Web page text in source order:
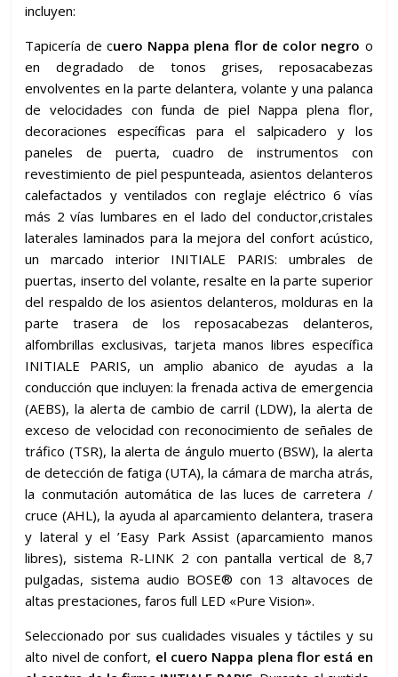
incluyen:
Tapicería de cuero Nappa plena flor de color negro o
en degradado de tonos grises, reposacabezas
envolventes en la parte delantera, volante y una palanca
de velocidades con funda de piel Nappa plena flor,
decoraciones específicas para el salpicadero y los
paneles de puerta, cuadro de instrumentos con
revestimiento de piel pespunteada, asientos delanteros
calefactados y ventilados con reglaje eléctrico 6 vías
más 2 vías lumbares en el lado del conductor,cristales
laterales laminados para la mejora del confort acústico,
un marcado interior INITIALE PARIS: umbrales de
puertas, inserto del volante, resalte en la parte superior
del respaldo de los asientos delanteros, molduras en la
parte trasera de los reposacabezas delanteros,
alfombrillas exclusivas, tarjeta manos libres específica
INITIALE PARIS, un amplio abanico de ayudas a la
conducción que incluyen: la frenada activa de emergencia
(AEBS), la alerta de cambio de carril (LDW), la alerta de
exceso de velocidad con reconocimiento de señales de
tráfico (TSR), la alerta de ángulo muerto (BSW), la alerta
de detección de fatiga (UTA), la cámara de marcha atrás,
la conmutación automática de las luces de carretera /
cruce (AHL), la ayuda al aparcamiento delantera, trasera
y lateral y el ’Easy Park Assist (aparcamiento manos
libres), sistema R-LINK 2 con pantalla vertical de 8,7
pulgadas, sistema audio BOSE® con 13 altavoces de
altas prestaciones, faros full LED «Pure Vision».
Seleccionado por sus cualidades visuales y táctiles y su
alto nivel de confort, el cuero Nappa plena flor está en